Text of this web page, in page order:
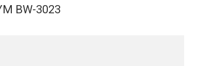
BW-3023